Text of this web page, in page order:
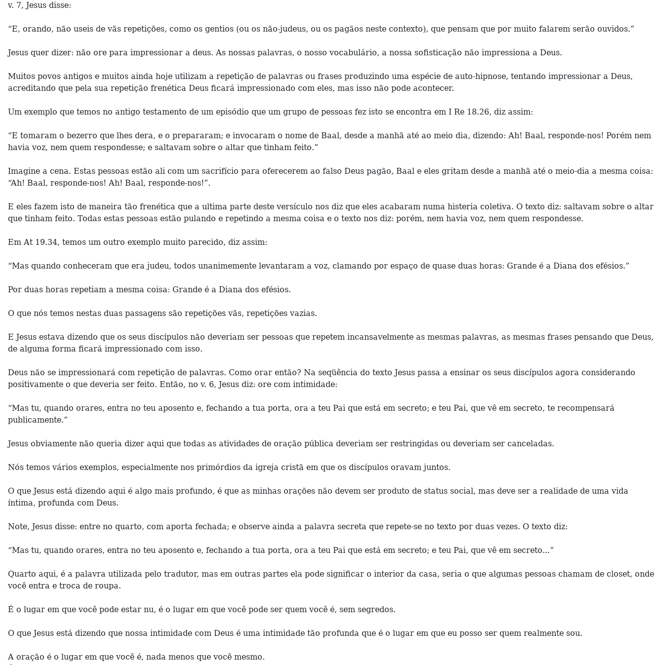
v. 7, Jesus disse:
“E, orando, não useis de vãs repetições, como os gentios (ou os não-judeus, ou os pagãos neste contexto), que pensam que por muito falarem serão ouvidos.”
Jesus quer dizer: não ore para impressionar a deus. As nossas palavras, o nosso vocabulário, a nossa sofisticação não impressiona a Deus.
Muitos povos antigos e muitos ainda hoje utilizam a repetição de palavras ou frases produzindo uma espécie de auto-hipnose, tentando impressionar a Deus,
acreditando que pela sua repetição frenética Deus ficará impressionado com eles, mas isso não pode acontecer.
Um exemplo que temos no antigo testamento de um episódio que um grupo de pessoas fez isto se encontra em I Re 18.26, diz assim:
“E tomaram o bezerro que lhes dera, e o prepararam; e invocaram o nome de Baal, desde a manhã até ao meio dia, dizendo: Ah! Baal, responde-nos! Porém nem
havia voz, nem quem respondesse; e saltavam sobre o altar que tinham feito.”
Imagine a cena. Estas pessoas estão ali com um sacrifício para oferecerem ao falso Deus pagão, Baal e eles gritam desde a manhã até o meio-dia a mesma coisa:
“Ah! Baal, responde-nos! Ah! Baal, responde-nos!”.
E eles fazem isto de maneira tão frenética que a ultima parte deste versículo nos diz que eles acabaram numa histeria coletiva. O texto diz: saltavam sobre o altar
que tinham feito. Todas estas pessoas estão pulando e repetindo a mesma coisa e o texto nos diz: porém, nem havia voz, nem quem respondesse.
Em At 19.34, temos um outro exemplo muito parecido, diz assim:
“Mas quando conheceram que era judeu, todos unanimemente levantaram a voz, clamando por espaço de quase duas horas: Grande é a Diana dos efésios.”
Por duas horas repetiam a mesma coisa: Grande é a Diana dos efésios.
O que nós temos nestas duas passagens são repetições vãs, repetições vazias.
E Jesus estava dizendo que os seus discípulos não deveriam ser pessoas que repetem incansavelmente as mesmas palavras, as mesmas frases pensando que Deus,
de alguma forma ficará impressionado com isso.
Deus não se impressionará com repetição de palavras. Como orar então? Na seqüência do texto Jesus passa a ensinar os seus discípulos agora considerando
positivamente o que deveria ser feito. Então, no v. 6, Jesus diz: ore com intimidade:
“Mas tu, quando orares, entra no teu aposento e, fechando a tua porta, ora a teu Pai que está em secreto; e teu Pai, que vê em secreto, te recompensará
publicamente.”
Jesus obviamente não queria dizer aqui que todas as atividades de oração pública deveriam ser restringidas ou deveriam ser canceladas.
Nós temos vários exemplos, especialmente nos primórdios da igreja cristã em que os discípulos oravam juntos.
O que Jesus está dizendo aqui é algo mais profundo, é que as minhas orações não devem ser produto de status social, mas deve ser a realidade de uma vida
íntima, profunda com Deus.
Note, Jesus disse: entre no quarto, com aporta fechada; e observe ainda a palavra secreta que repete-se no texto por duas vezes. O texto diz:
“Mas tu, quando orares, entra no teu aposento e, fechando a tua porta, ora a teu Pai que está em secreto; e teu Pai, que vê em secreto...”
Quarto aqui, é a palavra utilizada pelo tradutor, mas em outras partes ela pode significar o interior da casa, seria o que algumas pessoas chamam de closet, onde
você entra e troca de roupa.
É o lugar em que você pode estar nu, é o lugar em que você pode ser quem você é, sem segredos.
O que Jesus está dizendo que nossa intimidade com Deus é uma intimidade tão profunda que é o lugar em que eu posso ser quem realmente sou.
A oração é o lugar em que você é, nada menos que você mesmo.